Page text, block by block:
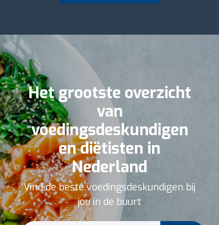
Het grootste overzicht
van
voedingsdeskundigen
en diëtisten in
Nederland
Vind de beste voedingsdeskundigen bij
jou in de buurt